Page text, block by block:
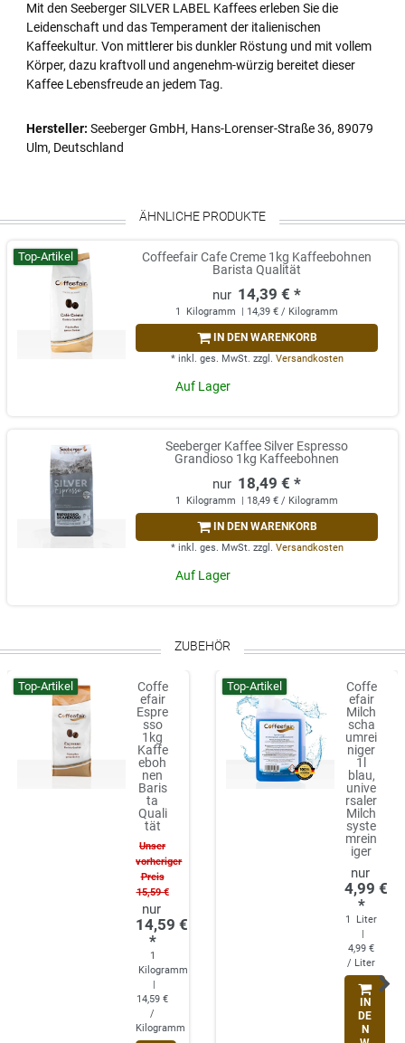
Mit den Seeberger SILVER LABEL Kaffees erleben Sie die
Leidenschaft und das Temperament der italienischen
Kaffeekultur. Von mittlerer bis dunkler Röstung und mit vollem
Körper, dazu kraftvoll und angenehm-würzig bereitet dieser
Kaffee Lebensfreude an jedem Tag.
Hersteller: Seeberger GmbH, Hans-Lorenser-Straße 36, 89079
Ulm, Deutschland
ÄHNLICHE PRODUKTE
Top-Artikel
Coffeefair Cafe Creme 1kg Kaffeebohnen
Barista Qualität
14,39 € *
1 Kilogramm | 14,39 € / Kilogramm
IN DEN WARENKORB
* inkl. ges. MwSt. zzgl. Versandkosten
Auf Lager
Seeberger Kaffee Silver Espresso
Grandioso 1kg Kaffeebohnen
18,49 € *
1 Kilogramm | 18,49 € / Kilogramm
IN DEN WARENKORB
* inkl. ges. MwSt. zzgl. Versandkosten
Auf Lager
ZUBEHÖR
Top-Artikel
Coffe
efair
Espre
sso
1kg
Kaffe
eboh
nen
Baris
ta
Quali
tät
Unser
vorheriger
Preis
15,59 €
14,59 €
*
1
Kilogramm
14,59 €
/
Kilogramm
Top-Artikel
Coffe
efair
Milch
scha
umrei
niger
1l
blau,
unive
rsaler
Milch
syste
mrein
iger
4,99 €
*
1
Liter
4,99 €
/ Liter
IN
DE
N